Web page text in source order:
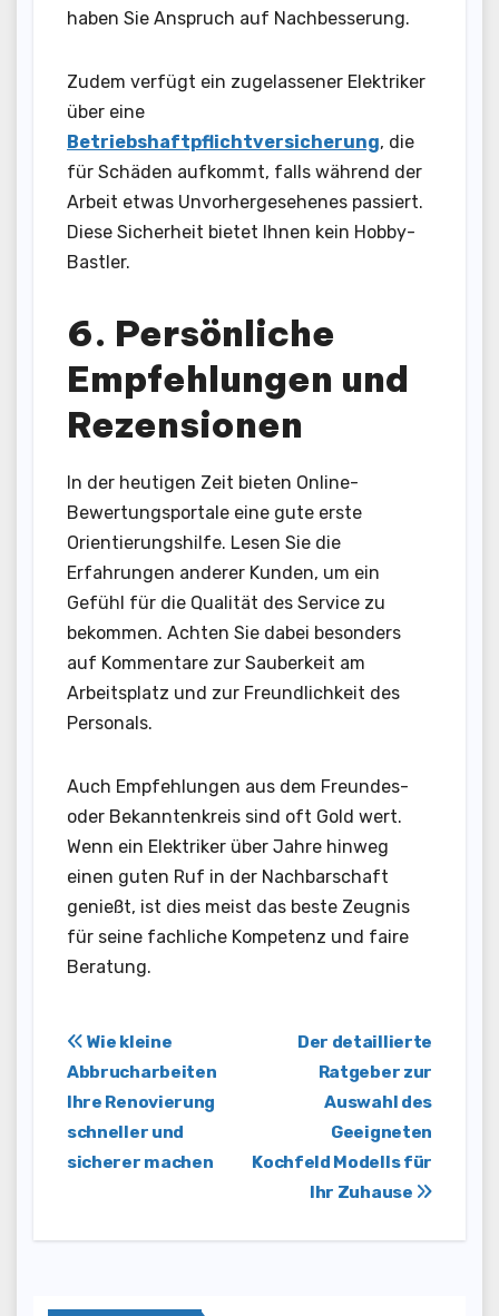
haben Sie Anspruch auf Nachbesserung.
Zudem verfügt ein zugelassener Elektriker
über eine
Betriebshaftpflichtversicherung, die
für Schäden aufkommt, falls während der
Arbeit etwas Unvorhergesehenes passiert.
Diese Sicherheit bietet Ihnen kein Hobby-
Bastler.
6. Persönliche
Empfehlungen und
Rezensionen
In der heutigen Zeit bieten Online-
Bewertungsportale eine gute erste
Orientierungshilfe. Lesen Sie die
Erfahrungen anderer Kunden, um ein
Gefühl für die Qualität des Service zu
bekommen. Achten Sie dabei besonders
auf Kommentare zur Sauberkeit am
Arbeitsplatz und zur Freundlichkeit des
Personals.
Auch Empfehlungen aus dem Freundes-
oder Bekanntenkreis sind oft Gold wert.
Wenn ein Elektriker über Jahre hinweg
einen guten Ruf in der Nachbarschaft
genießt, ist dies meist das beste Zeugnis
für seine fachliche Kompetenz und faire
Beratung.
Post
navigation
Der detaillierte
Ratgeber zur
Auswahl des
Geeigneten
Kochfeld Modells für
Ihr Zuhause
Wie kleine
Abbrucharbeiten
Ihre Renovierung
schneller und
sicherer machen